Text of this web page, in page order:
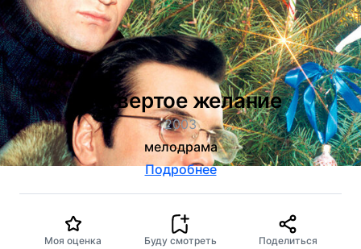
Четвертое желание
2003
мелодрама
Подробнее
Моя оценка Буду смотреть Поделиться